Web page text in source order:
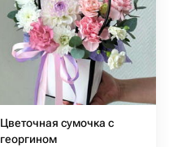
Цветочная сумочка с
георгином